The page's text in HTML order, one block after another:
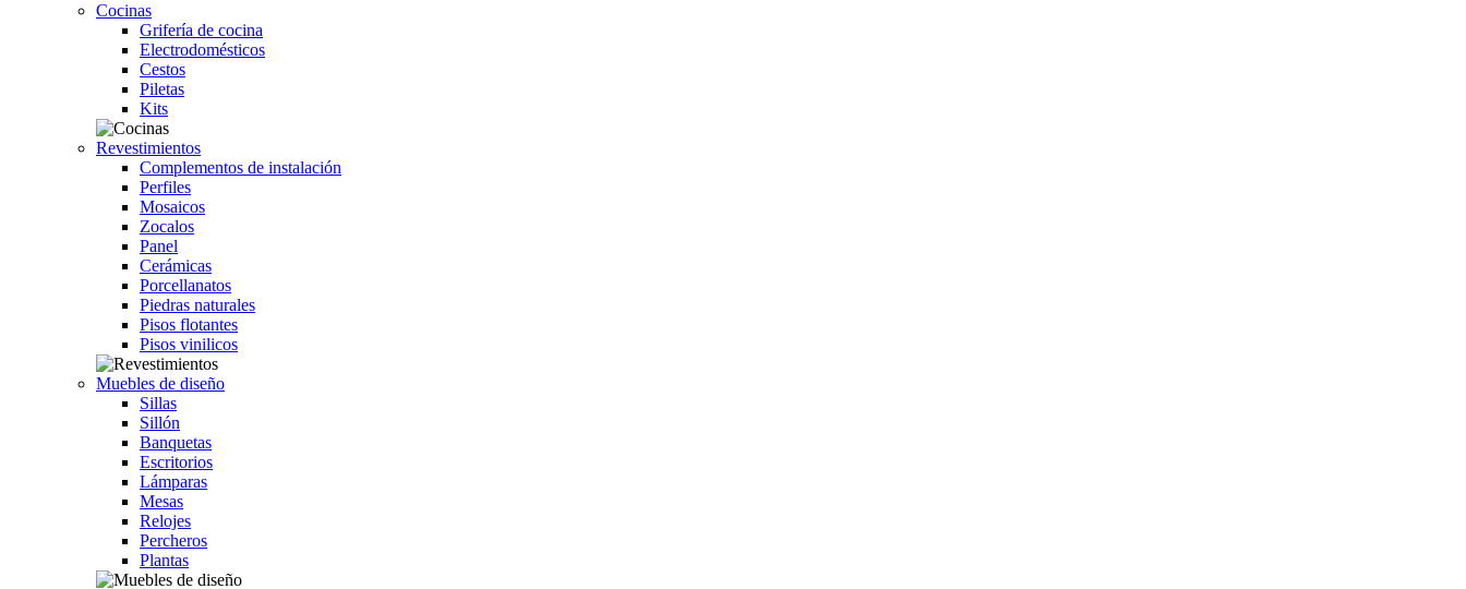
Cocinas
Grifería de cocina
Electrodomésticos
Cestos
Piletas
Kits
Revestimientos
Complementos de instalación
Perfiles
Mosaicos
Zocalos
Panel
Cerámicas
Porcellanatos
Piedras naturales
Pisos flotantes
Pisos vinilicos
Muebles de diseño
Sillas
Sillón
Banquetas
Escritorios
Lámparas
Mesas
Relojes
Percheros
Plantas